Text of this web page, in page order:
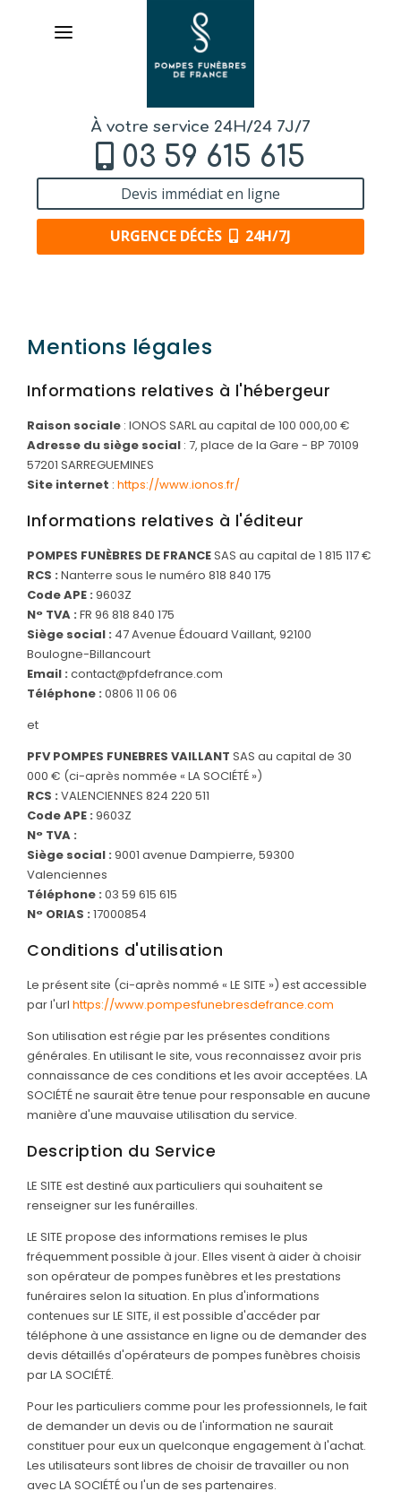
À votre service 24H/24 7J/7
03 59 615 615
Devis immédiat en ligne
URGENCE DÉCÈS 24H/7J
DE DÉCÈS
DE FLEURS
ORGANISER
DES OBSÈQUES
PRÉVOIR
SES OBSÈQUES
SERVICES
& ARTICLES
Entretien de sépulture
Livraison de Fleurs Naturelles
Livraison de plaques
Nos monuments
Nos urnes funéraires
Rapatriement
Services aux familles
AGENCE
Mentions légales
Informations relatives à l'hébergeur
Raison sociale : IONOS SARL au capital de 100 000,00 €
Adresse du siège social : 7, place de la Gare - BP 70109
57201 SARREGUEMINES
Site internet : https://www.ionos.fr/
Informations relatives à l'éditeur
POMPES FUNÈBRES DE FRANCESAS au capital de 1 815 117 €
RCS : Nanterre sous le numéro 818 840 175
Code APE : 9603Z
N° TVA : FR 96 818 840 175
Siège social : 47 Avenue Édouard Vaillant, 92100
Boulogne-Billancourt
Email : contact@pfdefrance.com
Téléphone : 0806 11 06 06
et
PFV POMPES FUNEBRES VAILLANT SAS au capital de 30
000 € (ci-après nommée « LA SOCIÉTÉ »)
RCS : VALENCIENNES 824 220 511
Code APE : 9603Z
N° TVA :
Siège social : 9001 avenue Dampierre, 59300
Valenciennes
Téléphone : 03 59 615 615
N° ORIAS : 17000854
Conditions d'utilisation
Le présent site (ci-après nommé « LE SITE ») est accessible
par l'url https://www.pompesfunebresdefrance.com
Son utilisation est régie par les présentes conditions
générales. En utilisant le site, vous reconnaissez avoir pris
connaissance de ces conditions et les avoir acceptées. LA
SOCIÉTÉ ne saurait être tenue pour responsable en aucune
manière d'une mauvaise utilisation du service.
Description du Service
LE SITE est destiné aux particuliers qui souhaitent se
renseigner sur les funérailles.
LE SITE propose des informations remises le plus
fréquemment possible à jour. Elles visent à aider à choisir
son opérateur de pompes funèbres et les prestations
funéraires selon la situation. En plus d'informations
contenues sur LE SITE, il est possible d'accéder par
téléphone à une assistance en ligne ou de demander des
devis détaillés d'opérateurs de pompes funèbres choisis
par LA SOCIÉTÉ.
Pour les particuliers comme pour les professionnels, le fait
de demander un devis ou de l'information ne saurait
constituer pour eux un quelconque engagement à l'achat.
Les utilisateurs sont libres de choisir de travailler ou non
avec LA SOCIÉTÉ ou l'un de ses partenaires.